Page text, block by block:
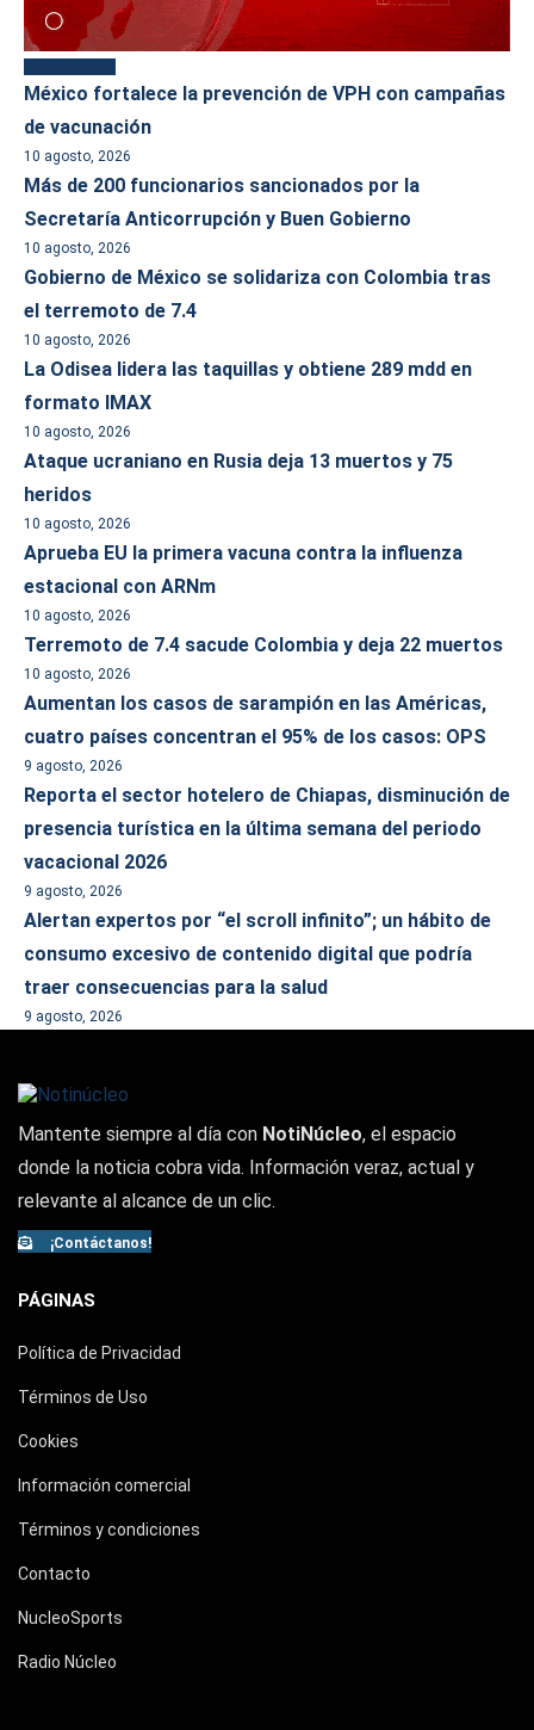
México fortalece la prevención de VPH con campañas
de vacunación
10 agosto, 2026
Más de 200 funcionarios sancionados por la
Secretaría Anticorrupción y Buen Gobierno
10 agosto, 2026
Gobierno de México se solidariza con Colombia tras
el terremoto de 7.4
10 agosto, 2026
La Odisea lidera las taquillas y obtiene 289 mdd en
formato IMAX
10 agosto, 2026
Ataque ucraniano en Rusia deja 13 muertos y 75
heridos
10 agosto, 2026
Aprueba EU la primera vacuna contra la influenza
estacional con ARNm
10 agosto, 2026
Terremoto de 7.4 sacude Colombia y deja 22 muertos
10 agosto, 2026
Aumentan los casos de sarampión en las Américas,
cuatro países concentran el 95% de los casos: OPS
9 agosto, 2026
Reporta el sector hotelero de Chiapas, disminución de
presencia turística en la última semana del periodo
vacacional 2026
9 agosto, 2026
Alertan expertos por “el scroll infinito”; un hábito de
consumo excesivo de contenido digital que podría
traer consecuencias para la salud
9 agosto, 2026
Mantente siempre al día con NotiNúcleo, el espacio
donde la noticia cobra vida. Información veraz, actual y
relevante al alcance de un clic.
¡Contáctanos!
PÁGINAS
Política de Privacidad
Términos de Uso
Cookies
Información comercial
Términos y condiciones
Contacto
NucleoSports
Radio Núcleo